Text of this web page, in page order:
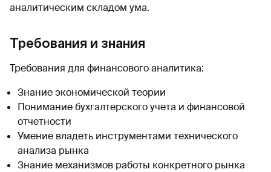
аналитическим складом ума.
Требования и знания
Требования для финансового аналитика:
Знание экономической теории
Понимание бухгалтерского учета и финансовой
отчетности
Умение владеть инструментами технического
анализа рынка
Знание механизмов работы конкретного рынка